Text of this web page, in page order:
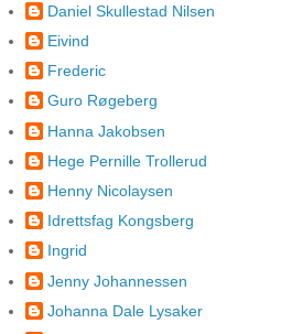
Daniel Skullestad Nilsen
Eivind
Frederic
Guro Røgeberg
Hanna Jakobsen
Hege Pernille Trollerud
Henny Nicolaysen
Idrettsfag Kongsberg
Ingrid
Jenny Johannessen
Johanna Dale Lysaker